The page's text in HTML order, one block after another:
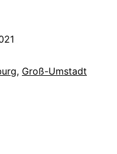
, Groß-Umstadt